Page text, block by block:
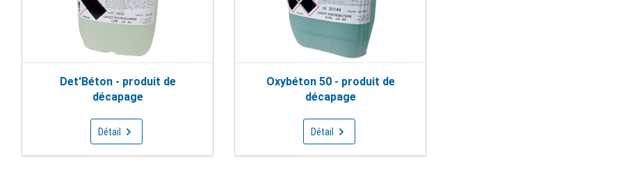
Det'Béton - produit de
décapage
Détail
Oxybéton 50 - produit de
décapage
Détail